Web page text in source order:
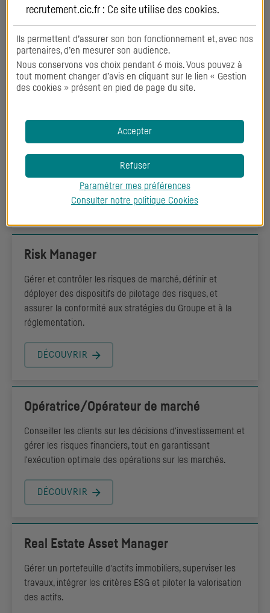
transmission et d'acquisition, conseiller sur les choix
DÉCOUVRIR
Financer les opérations haut-de-bilan des entreprises,
négocier des opérations de cash-in et cash-out, et
assurer la qualité des relations avec les dirigeants et
DÉCOUVRIR
Risk Manager
Gérer et contrôler les risques de marché, définir et
déployer des dispositifs de pilotage des risques, et
assurer la conformité aux stratégies du Groupe et à la
réglementation.
DÉCOUVRIR
Opératrice/Opérateur de marché
Conseiller les clients sur les décisions d'investissement et
gérer les risques financiers, tout en garantissant
l'exécution optimale des opérations sur les marchés.
DÉCOUVRIR
Real Estate Asset Manager
Gérer un portefeuille d'actifs immobiliers, superviser les
travaux, intégrer les critères ESG et piloter la valorisation
des actifs.
recrutement.cic.fr : Ce site utilise des cookies.
Ils permettent d’assurer son bon fonctionnement et, avec nos
partenaires, d’en mesurer son audience.
Nous conservons vos choix pendant 6 mois. Vous pouvez à
tout moment changer d’avis en cliquant sur le lien « Gestion
des cookies » présent en pied de page du site.
Accepter
Refuser
Paramétrer mes préférences
Consulter notre politique Cookies